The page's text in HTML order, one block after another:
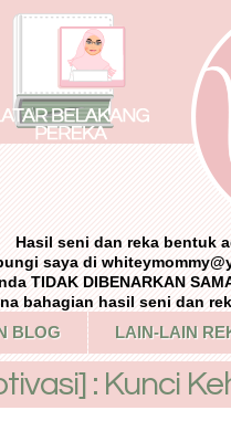
Hasil seni dan reka bentuk
saya di
TIDAK DIBENARKAN
bahagian hasil seni dan
BLOG LAIN-LAIN
: Kunci